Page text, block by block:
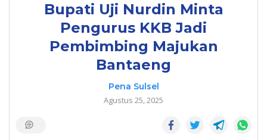
Bupati Uji Nurdin Minta
Pengurus KKB Jadi
Pembimbing Majukan
Bantaeng
Pena Sulsel
Agustus 25, 2025